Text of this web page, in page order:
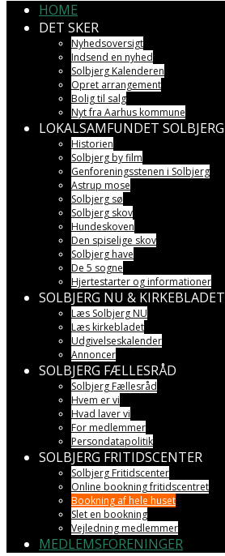
HOME
DET SKER
Nyhedsoversigt
Indsend en nyhed
Solbjerg Kalenderen
Opret arrangement
Bolig til salg
Nyt fra Aarhus kommune
LOKALSAMFUNDET SOLBJERG
Historien
Solbjerg by film
Genforeningsstenen i Solbjerg
Astrup mose
Solbjerg sø
Solbjerg skov
Hundeskoven
Den spiselige skov
Solbjerg have
De 5 sogne
Hjertestarter og informationer
SOLBJERG NU & KIRKEBLADET
Læs Solbjerg NU
Læs kirkebladet
Udgivelseskalender
Annoncer
SOLBJERG FÆLLESRÅD
Solbjerg Fællesråd
Hvem er vi
Hvad laver vi
For medlemmer
Persondatapolitik
SOLBJERG FRITIDSCENTER
Solbjerg Fritidscenter
Online bookning fritidscentret
Bookning af hele huset
Slet en bookning
Vejledning medlemmer
MEDLEMSFORENINGER